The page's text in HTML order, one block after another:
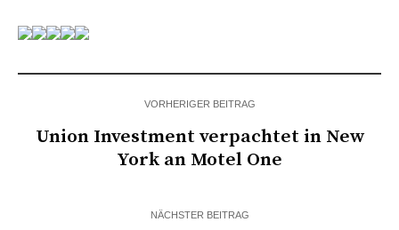
VORHERIGER BEITRAG
Union Investment verpachtet in New
York an Motel One
NÄCHSTER BEITRAG